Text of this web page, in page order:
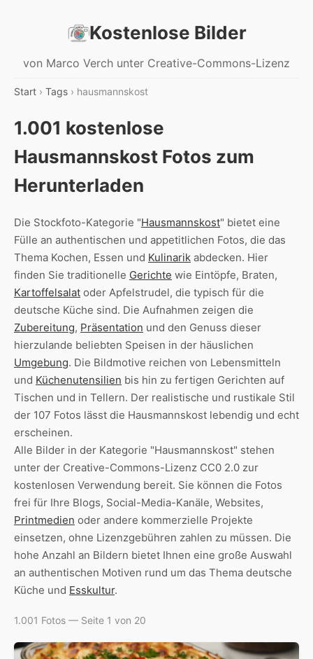
Kostenlose Bilder
von Marco Verch unter Creative-Commons-Lizenz
Start › Tags › hausmannskost
1.001 kostenlose
Hausmannskost Fotos zum
Herunterladen
Die Stockfoto-Kategorie "Hausmannskost" bietet eine
Fülle an authentischen und appetitlichen Fotos, die das
Thema Kochen, Essen und Kulinarik abdecken. Hier
finden Sie traditionelle Gerichte wie Eintöpfe, Braten,
Kartoffelsalat oder Apfelstrudel, die typisch für die
deutsche Küche sind. Die Aufnahmen zeigen die
Zubereitung, Präsentation und den Genuss dieser
hierzulande beliebten Speisen in der häuslichen
Umgebung. Die Bildmotive reichen von Lebensmitteln
und Küchenutensilien bis hin zu fertigen Gerichten auf
Tischen und in Tellern. Der realistische und rustikale Stil
der 107 Fotos lässt die Hausmannskost lebendig und echt
erscheinen.
Alle Bilder in der Kategorie "Hausmannskost" stehen
unter der Creative-Commons-Lizenz CC0 2.0 zur
kostenlosen Verwendung bereit. Sie können die Fotos
frei für Ihre Blogs, Social-Media-Kanäle, Websites,
Printmedien oder andere kommerzielle Projekte
einsetzen, ohne Lizenzgebühren zahlen zu müssen. Die
hohe Anzahl an Bildern bietet Ihnen eine große Auswahl
an authentischen Motiven rund um das Thema deutsche
Küche und Esskultur.
1.001 Fotos — Seite 1 von 20